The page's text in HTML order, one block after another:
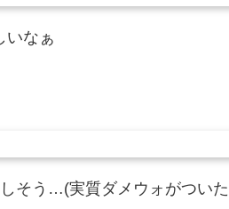
いなぁ
そう…(実質ダメウォがついた